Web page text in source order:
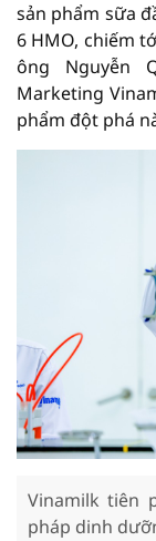
sản phẩm sữa
6 HMO, chiếm
ông Nguyễn
Marketing
phẩm đột phá
Vinamilk tiên
pháp dinh